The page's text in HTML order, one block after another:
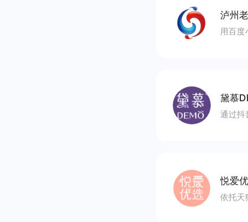
泸州
用百
黛慕
通过抖
悦爱
依托天